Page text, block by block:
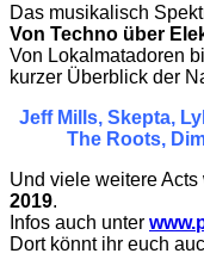
Das musikalisch
Von Techno über
Von Lokalmatadoren
kurzer Überblick der
Jeff Mills, Skepta,
The Roots,
Und viele weitere
2019.
Infos auch unter
Dort könnt ihr euch